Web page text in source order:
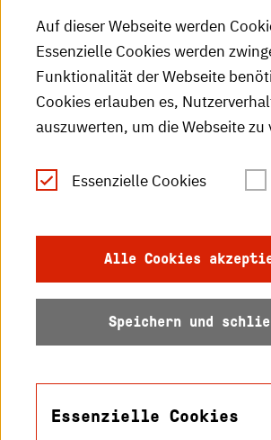
HKA-Podcast
HKA-Publikationen
RSS-Feed
Leichte Sprache
Datenschutz
Barrierefreiheit
Auf dieser Webseite werden
Essenzielle Cookies werden
Funktionalität der Webseite
Cookies erlauben es,
auszuwerten, um die Webseite zu
Essenzielle Cookies
Alle Cookies
Speichern und
Essenzielle Cookies